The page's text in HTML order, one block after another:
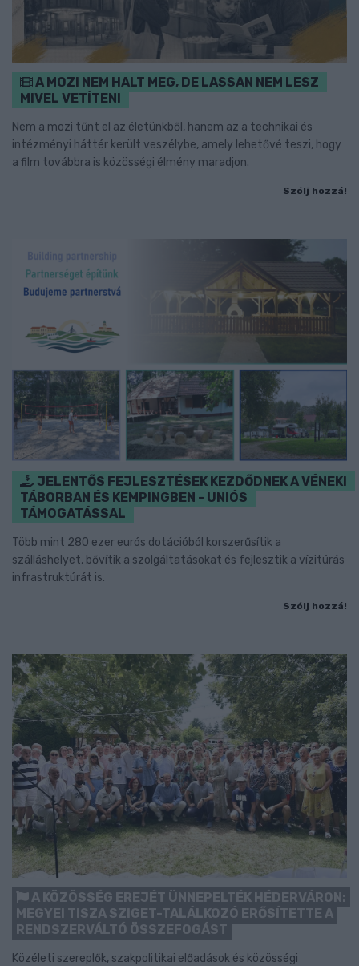
A MOZI NEM HALT MEG, DE LASSAN NEM LESZ
MIVEL VETÍTENI
Nem a mozi tűnt el az életünkből, hanem az a technikai és
intézményi háttér került veszélybe, amely lehetővé teszi, hogy
a film továbbra is közösségi élmény maradjon.
Szólj hozzá!
JELENTŐS FEJLESZTÉSEK KEZDŐDNEK A VÉNEKI
TÁBORBAN ÉS KEMPINGBEN - UNIÓS
TÁMOGATÁSSAL
Több mint 280 ezer eurós dotációból korszerűsítik a
szálláshelyet, bővítik a szolgáltatásokat és fejlesztik a vízitúrás
infrastruktúrát is.
Szólj hozzá!
A KÖZÖSSÉG EREJÉT ÜNNEPELTÉK HÉDERVÁRON:
MEGYEI TISZA SZIGET-TALÁLKOZÓ ERŐSÍTETTE A
RENDSZERVÁLTÓ ÖSSZEFOGÁST
Közéleti szereplők, szakpolitikai előadások és közösségi